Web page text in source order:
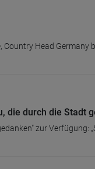
Head
die durch die Stadt
zur